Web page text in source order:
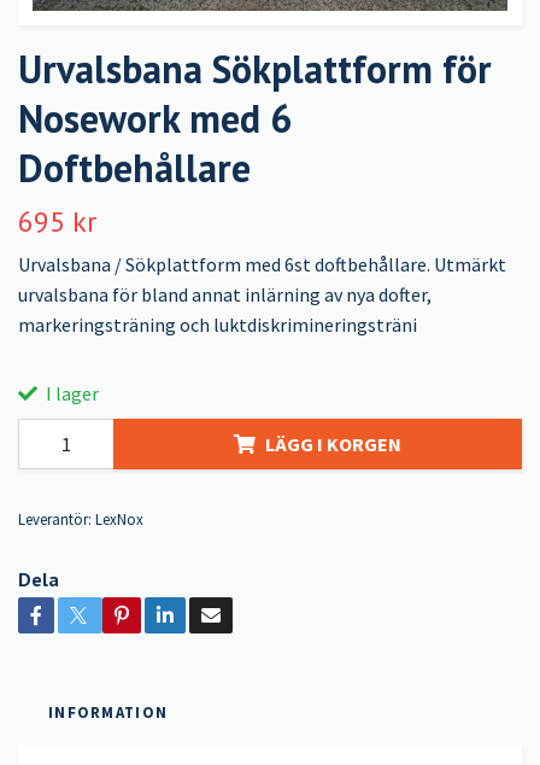
Urvalsbana Sökplattform för
Nosework med 6
Doftbehållare
695 kr
Urvalsbana / Sökplattform med 6st doftbehållare. Utmärkt
urvalsbana för bland annat inlärning av nya dofter,
markeringsträning och luktdiskrimineringsträni
I lager
LÄGG I KORGEN
Leverantör: LexNox
Dela
INFORMATION